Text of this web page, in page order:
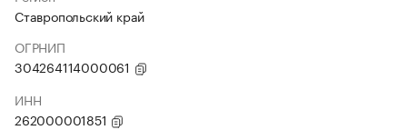
Ставропольский край
ОГРНИП
304264114000061
ИНН
262000001851